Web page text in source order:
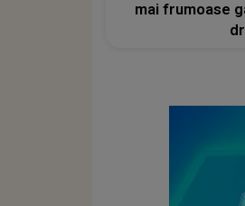
mai frumoase